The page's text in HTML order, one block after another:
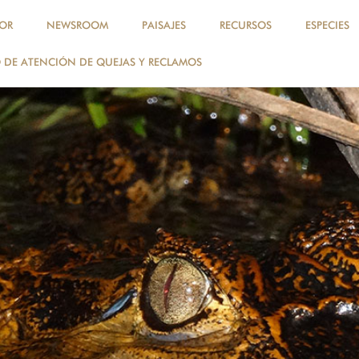
NEWSROOM PAISAJES RECURSOS ESPECIES
ATENCIÓN DE QUEJAS Y RECLAMOS